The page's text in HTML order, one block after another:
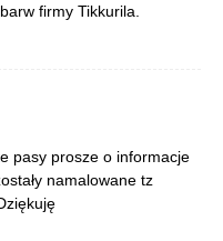
firmy Tikkurila.
pasy prosze o informacje
namalowane tz